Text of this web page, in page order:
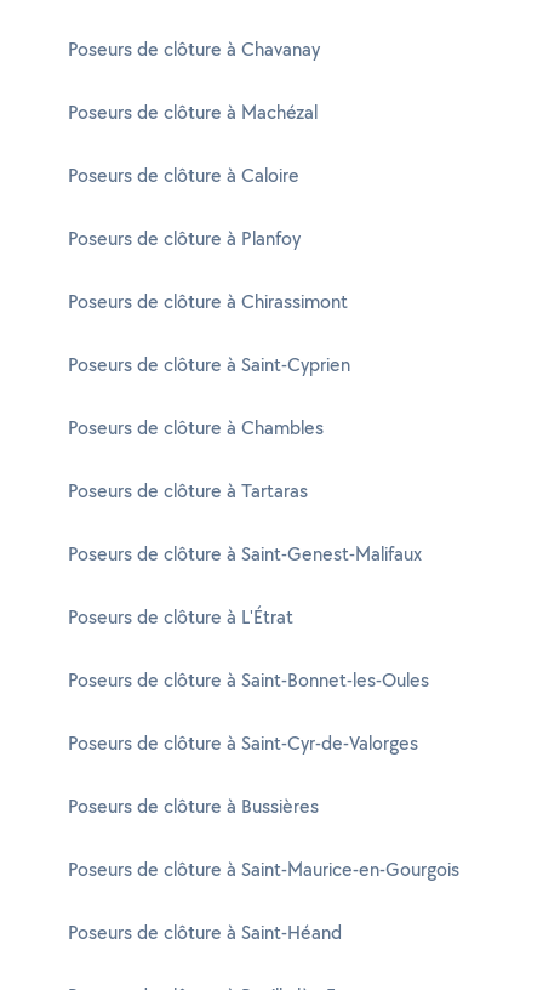
Poseurs de clôture à Chavanay
Poseurs de clôture à Machézal
Poseurs de clôture à Caloire
Poseurs de clôture à Planfoy
Poseurs de clôture à Chirassimont
Poseurs de clôture à Saint-Cyprien
Poseurs de clôture à Chambles
Poseurs de clôture à Tartaras
Poseurs de clôture à Saint-Genest-Malifaux
Poseurs de clôture à L'Étrat
Poseurs de clôture à Saint-Bonnet-les-Oules
Poseurs de clôture à Saint-Cyr-de-Valorges
Poseurs de clôture à Bussières
Poseurs de clôture à Saint-Maurice-en-Gourgois
Poseurs de clôture à Saint-Héand